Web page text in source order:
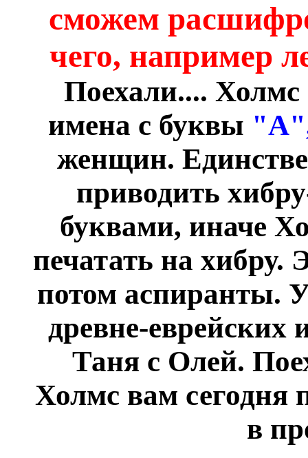
сможем
чего, например
Поехали.... Холмс
имена с буквы
женщин.
приводить
буквами, иначе
печатать на хибру.
потом аспиранты.
древне-еврейских
Таня с Олей.
Холмс вам сегодня
в